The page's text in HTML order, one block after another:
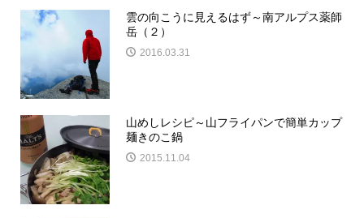
雲の向こうに見えるはず～南アルプス薬師
岳（２）
2016.03.31
山めしレシピ～山フライパンで簡単カップ
麺きのこ鍋
2015.11.04